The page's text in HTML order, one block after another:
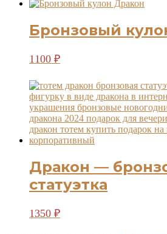
Бронзовый
1100 ₽
Дракон —
статуэтка
1350 ₽